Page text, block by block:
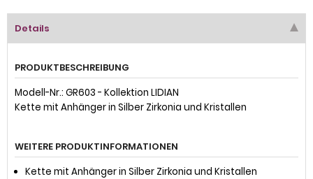
Details
PRODUKTBESCHREIBUNG
Modell-Nr.: GR603 - Kollektion LIDIAN
Kette mit Anhänger in Silber Zirkonia und Kristallen
WEITERE PRODUKTINFORMATIONEN
Kette mit Anhänger in Silber Zirkonia und Kristallen